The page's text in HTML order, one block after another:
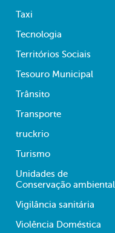
Taxi
Tecnologia
Territórios Sociais
Tesouro Municipal
Trânsito
Transporte
truckrio
Turismo
Unidades de
Conservação ambiental
Vigilância sanitária
Violência Doméstica